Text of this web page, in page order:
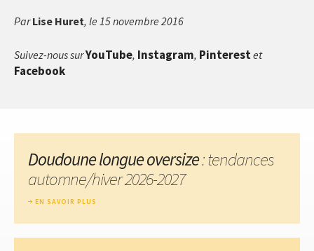
ParLise Huret, le 15 novembre 2016
Suivez-nous surYouTube, Instagram, Pinterestet
Facebook
Doudoune longue oversize: tendances
automne/hiver 2026-2027
EN SAVOIR PLUS